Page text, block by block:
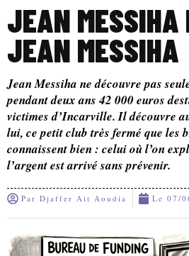
JEAN MESSIHA
JEAN MESSIHA
Jean Messiha ne découvre pas
pendant deux ans 42 000 euros
victimes d’Incarville. Il découvre
lui, ce petit club très fermé que les
connaissent bien : celui où l’on
l’argent est arrivé sans prévenir.
Par Djaffer Ait Aoudia Le 07/